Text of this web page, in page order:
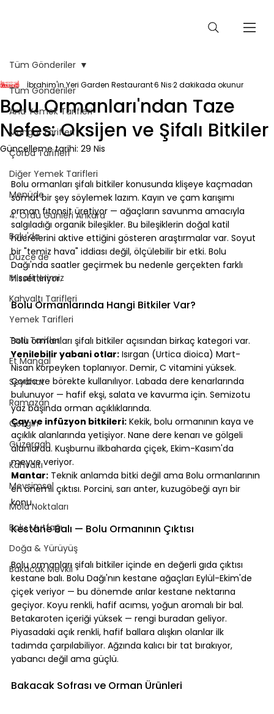
Tüm Gönderiler
Ana Yemek Tarifleri
Mangal Tarifleri
Çorba Tarifleri
Diğer Yemek Tarifleri
Menüde
4. Ordu Günleri Ankara
Bolu'da
Düzce'de
Misafirlerimiz
Kahvaltı Tarifleri
Yemek Tarifleri
Tatlı Tarifleri
Et Mangal
Seyahat
Ramazan
Gezgin
Güzergah
Kahvaltı
Mevsimsel
Mola Noktaları
Bolu Mutfağı
Doğa & Yürüyüş
Bakacak Mevkii
Tüm Gönderiler
Bolu Ormanları'ndan Taze
Nefes: Oksijen ve Şifalı Bitkiler
İbrahim'in Yeri Garden Restaurant6 Nis2 dakikada okunur
Güncelleme tarihi: 29 Nis
⠀
Bolu ormanları şifalı bitkiler konusunda klişeye kaçmadan
somut bir şey söylemek lazım. Kayın ve çam karışımı
orman fıtonsit üretiyor — ağaçların savunma amacıyla
salgıladığı organik bileşikler. Bu bileşiklerin doğal katil
hücrelerini aktive ettiğini gösteren araştırmalar var. Soyut
bir "temiz hava" iddiası değil, ölçülebilir bir etki. Bolu
Dağı'nda saatler geçirmek bu nedenle gerçekten farklı
hissettiriyor.
Bolu Ormanlarında Hangi Bitkiler Var?
Bolu ormanları şifalı bitkiler açısından birkaç kategori var.
Yenilebilir yabani otlar: Isırgan (Urtica dioica) Mart-
Nisan körpeyken toplanıyor. Demir, C vitamini yüksek.
Çorba ve börekte kullanılıyor. Labada dere kenarlarında
bulunuyor — hafif ekşi, salata ve kavurma için. Semizotu
yaz başında orman açıklıklarında.
Çay ve infüzyon bitkileri: Kekik, bolu ormanının kaya ve
açıklık alanlarında yetişiyor. Nane dere kenarı ve gölgeli
alanlarda. Kuşburnu ilkbaharda çiçek, Ekim-Kasım'da
meyve veriyor.
Mantar: Teknik anlamda bitki değil ama Bolu ormanlarının
en önemli çıktısı. Porcini, sarı anter, kuzugöbeği ayrı bir
konu.
Kestane Balı — Bolu Ormanının Çıktısı
⠀
Bolu ormanları şifalı bitkiler içinde en değerli gıda çıktısı
kestane balı. Bolu Dağı'nın kestane ağaçları Eylül-Ekim'de
çiçek veriyor — bu dönemde arılar kestane nektarına
geçiyor. Koyu renkli, hafif acımsı, yoğun aromalı bir bal.
Betakaroten içeriği yüksek — rengi buradan geliyor.
Piyasadaki açık renkli, hafif ballara alışkın olanlar ilk
tadımda çarpılabiliyor. Ağzında kalıcı bir tat bırakıyor,
yabancı değil ama güçlü.
Bakacak Sofrası ve Orman Ürünleri